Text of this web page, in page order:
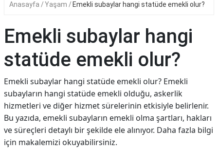
Anasayfa Yaşam Emekli subaylar hangi statüde emekli olur?
Emekli subaylar hangi
statüde emekli olur?
Emekli subaylar hangi statüde emekli olur? Emekli
subayların hangi statüde emekli olduğu, askerlik
hizmetleri ve diğer hizmet sürelerinin etkisiyle belirlenir.
Bu yazıda, emekli subayların emekli olma şartları, hakları
ve süreçleri detaylı bir şekilde ele alınıyor. Daha fazla bilgi
için makalemizi okuyabilirsiniz.